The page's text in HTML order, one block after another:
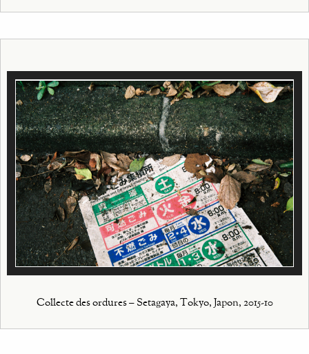
Collecte des ordures – Setagaya, Tokyo, Japon, 2015-10